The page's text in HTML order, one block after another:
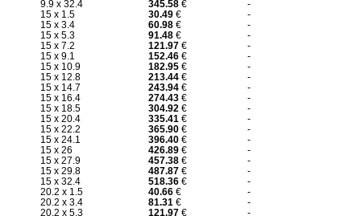
9.9 x 32.4
345.58€
-
15 x 1.5
30.49€
-
15 x 3.4
60.98€
-
15 x 5.3
91.48€
-
15 x 7.2
121.97€
-
15 x 9.1
152.46€
-
15 x 10.9
182.95€
-
15 x 12.8
213.44€
-
15 x 14.7
243.94€
-
15 x 16.4
274.43€
-
15 x 18.5
304.92€
-
15 x 20.4
335.41€
-
15 x 22.2
365.90€
-
15 x 24.1
396.40€
-
15 x 26
426.89€
-
15 x 27.9
457.38€
-
15 x 29.8
487.87€
-
15 x 32.4
518.36€
-
20.2 x 1.5
40.66€
-
20.2 x 3.4
81.31€
-
20.2 x 5.3
121.97€ -